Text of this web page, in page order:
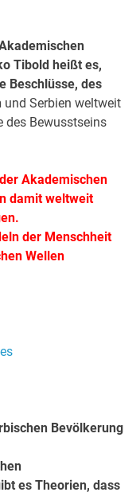
Tibold heißt es,
Beschlüsse, des
und Serbien weltweit
des Bewusstseins
Akademischen
damit weltweit
der Menschheit
Wellen
Bevölkerung
es Theorien, dass